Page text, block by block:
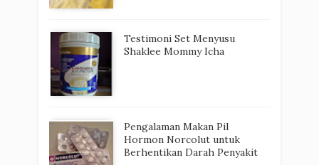
Testimoni Set Menyusu
Shaklee Mommy Icha
Pengalaman Makan Pil
Hormon Norcolut untuk
Berhentikan Darah Penyakit